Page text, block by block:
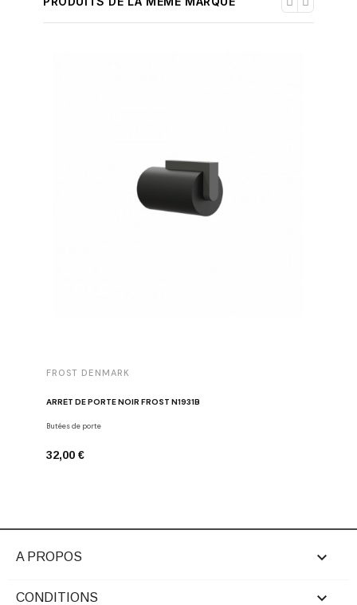
FROST DENMARK
ARRÊT DE PORTE NOIR FROST N1931B
Butées de porte
32,00 €
A PROPOS 
CONDITIONS 